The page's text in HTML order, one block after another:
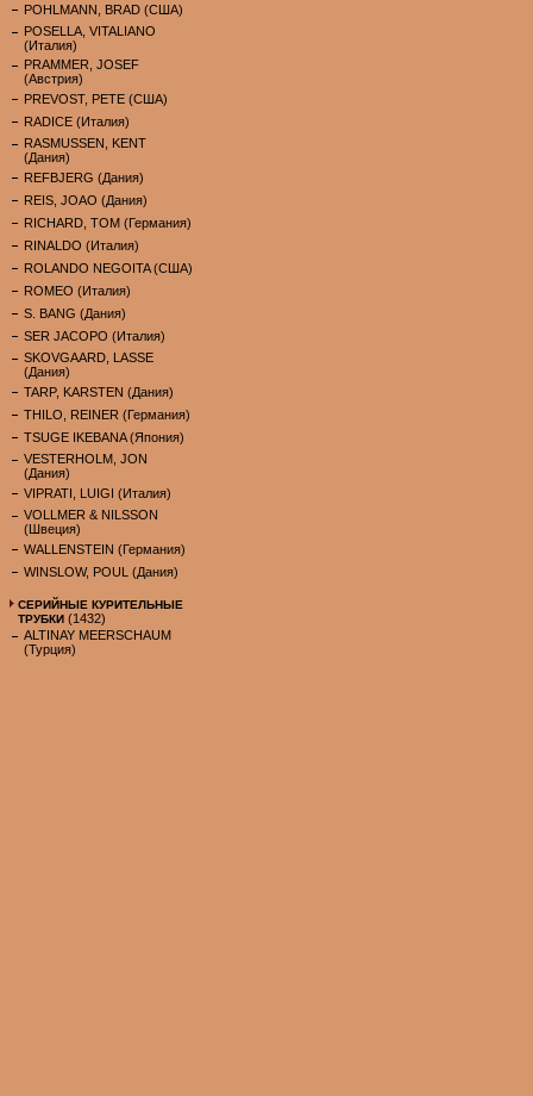
POHLMANN, BRAD (США)
POSELLA, VITALIANO
(Италия)
PRAMMER, JOSEF
(Австрия)
PREVOST, PETE (США)
RADICE (Италия)
RASMUSSEN, KENT
(Дания)
REFBJERG (Дания)
REIS, JOAO (Дания)
RICHARD, TOM (Германия)
RINALDO (Италия)
ROLANDO NEGOITA (США)
ROMEO (Италия)
S. BANG (Дания)
SER JACOPO (Италия)
SKOVGAARD, LASSE
(Дания)
TARP, KARSTEN (Дания)
THILO, REINER (Германия)
TSUGE IKEBANA (Япония)
VESTERHOLM, JON
(Дания)
VIPRATI, LUIGI (Италия)
VOLLMER & NILSSON
(Швеция)
WALLENSTEIN (Германия)
WINSLOW, POUL (Дания)
СЕРИЙНЫЕ КУРИТЕЛЬНЫЕ
ТРУБКИ (1432)
ALTINAY MEERSCHAUM
(Турция)